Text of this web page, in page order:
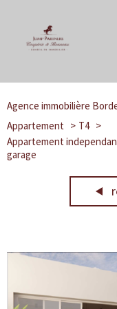
Agence immobilière
Appartement
T4
Appartement
garage